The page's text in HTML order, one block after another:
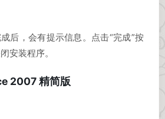
后，会有提示信息。点击“完成”按
安装程序。
2007 精简版